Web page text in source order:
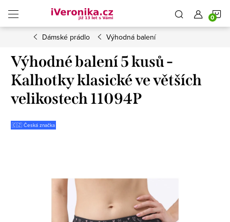
obsah
Dámské prádlo Výhodná balení
Výhodné balení 5 kusů -
Kalhotky klasické ve větších
velikostech 11094P
🇨🇿 Česká značka